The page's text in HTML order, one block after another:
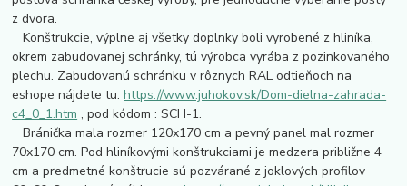
z dvora.
Konštrukcie, výplne aj všetky doplnky boli vyrobené z hliníka,
okrem zabudovanej schránky, tú výrobca vyrába z pozinkovaného
plechu. Zabudovanú schránku v rôznych RAL odtieňoch na
eshope nájdete tu:https://www.juhokov.sk/Dom-dielna-zahrada-
c4_0_1.htm , pod kódom : SCH-1.
Bránička mala rozmer 120x170 cm a pevný panel mal rozmer
70x170 cm. Pod hliníkovými konštrukciami je medzera približne 4
cm a predmetné konštrucie sú pozvárané z joklových profilov